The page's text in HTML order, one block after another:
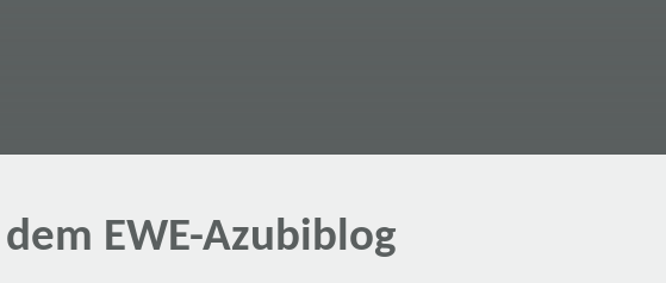
EWE-Azubiblog